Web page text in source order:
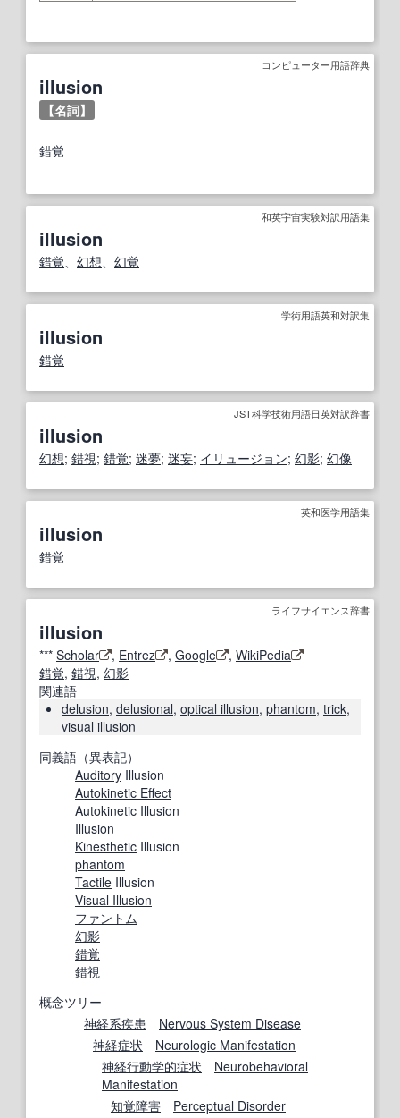
コンピューター用語辞典
illusion
【名詞】
錯覚
和英宇宙実験対訳用語集
illusion
錯覚、 幻想、 幻覚
学術用語英和対訳集
illusion
錯覚
JST科学技術用語日英対訳辞書
illusion
幻想; 錯視; 錯覚; 迷夢; 迷妄; イリュージョン; 幻影; 幻像
英和医学用語集
illusion
錯覚
ライフサイエンス辞書
illusion
*** Scholar , Entrez , Google , WikiPedia
錯覚, 錯視, 幻影
関連語
delusion, delusional, optical illusion, phantom, trick,
visual illusion
同義語（異表記）
Auditory Illusion
Autokinetic Effect
Autokinetic Illusion
Illusion
Kinesthetic Illusion
phantom
Tactile Illusion
Visual Illusion
ファントム
幻影
錯覚
錯視
概念ツリー
神経系疾患
Nervous System Disease
神経症状
Neurologic Manifestation
神経行動学的症状
Neurobehavioral
Manifestation
知覚障害
Perceptual Disorder